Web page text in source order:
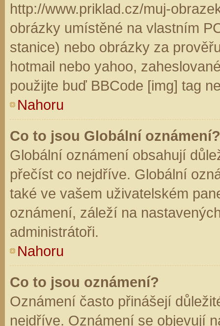
http://www.priklad.cz/muj-
obrázky umístěné na vlastním
stanice) nebo obrázky za
hotmail nebo yahoo,
použijte buď BBCode [img] tag
Nahoru
Co to jsou Globální oznámení?
Globální oznámení obsahují
přečíst co nejdříve. Globální
také ve vašem uživatelském
oznámení, záleží na
administrátoři.
Nahoru
Co to jsou oznámení?
Oznámení často přinášejí
nejdříve. Oznámení se objevují